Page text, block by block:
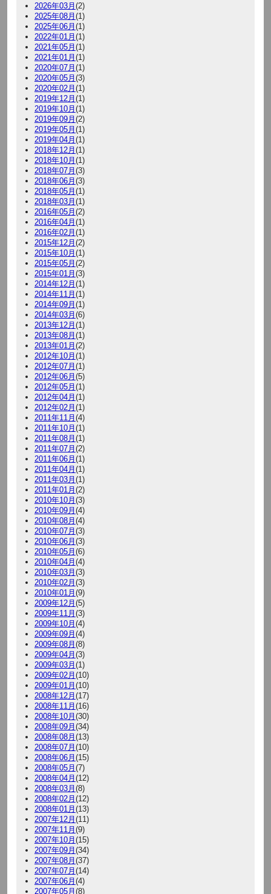
2026年03月(2)
2025年08月(1)
2025年06月(1)
2022年01月(1)
2021年05月(1)
2021年01月(1)
2020年07月(1)
2020年05月(3)
2020年02月(1)
2019年12月(1)
2019年10月(1)
2019年09月(2)
2019年05月(1)
2019年04月(1)
2018年12月(1)
2018年10月(1)
2018年07月(3)
2018年06月(3)
2018年05月(1)
2018年03月(1)
2016年05月(2)
2016年04月(1)
2016年02月(1)
2015年12月(2)
2015年10月(1)
2015年05月(2)
2015年01月(3)
2014年12月(1)
2014年11月(1)
2014年09月(1)
2014年03月(6)
2013年12月(1)
2013年08月(1)
2013年01月(2)
2012年10月(1)
2012年07月(1)
2012年06月(5)
2012年05月(1)
2012年04月(1)
2012年02月(1)
2011年11月(4)
2011年10月(1)
2011年08月(1)
2011年07月(2)
2011年06月(1)
2011年04月(1)
2011年03月(1)
2011年01月(2)
2010年10月(3)
2010年09月(4)
2010年08月(4)
2010年07月(3)
2010年06月(3)
2010年05月(6)
2010年04月(4)
2010年03月(3)
2010年02月(3)
2010年01月(9)
2009年12月(5)
2009年11月(3)
2009年10月(4)
2009年09月(4)
2009年08月(8)
2009年04月(3)
2009年03月(1)
2009年02月(10)
2009年01月(10)
2008年12月(17)
2008年11月(16)
2008年10月(30)
2008年09月(34)
2008年08月(13)
2008年07月(10)
2008年06月(15)
2008年05月(7)
2008年04月(12)
2008年03月(8)
2008年02月(12)
2008年01月(13)
2007年12月(11)
2007年11月(9)
2007年10月(15)
2007年09月(34)
2007年08月(37)
2007年07月(14)
2007年06月(4)
2007年05月(8)